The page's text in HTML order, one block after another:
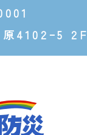
原4102ｰ5 2F